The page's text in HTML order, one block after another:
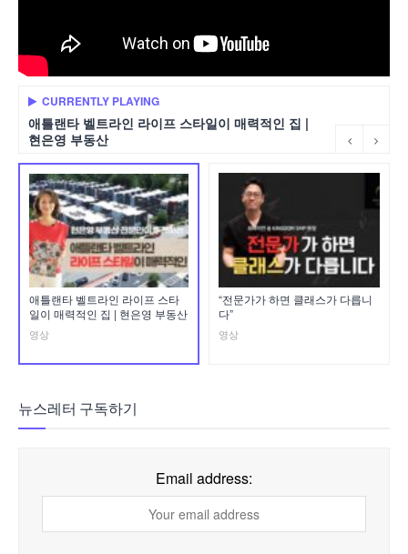
CURRENTLY PLAYING
애틀랜타 벨트라인 라이프 스타일이 매력적인 집 |
현은영 부동산
애틀랜타 벨트라인 라이프 스타
일이 매력적인 집 | 현은영 부동산
영상
“전문가가 하면 클래스가 다릅니
다”
영상
뉴스레터 구독하기
Email address: